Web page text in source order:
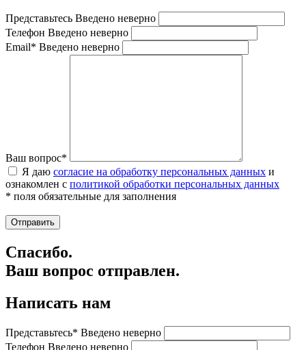
Представьтесь Введено неверно
Телефон Введено неверно
Email* Введено неверно
Ваш вопрос*
Я даю согласие на обработку персональных данных и
ознакомлен с политикой обработки персональных данных
* поля обязательные для заполнения
Спасибо.
Ваш вопрос отправлен.
Написать нам
Представьтесь* Введено неверно
Телефон Введено неверно